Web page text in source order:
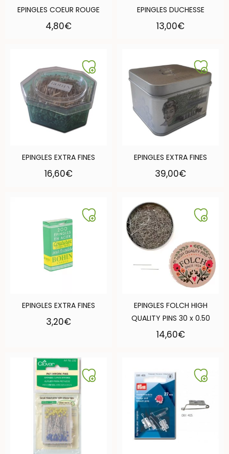
EPINGLES COEUR ROUGE
4,80€
EPINGLES DUCHESSE
13,00€
EPINGLES EXTRA FINES
16,60€
EPINGLES EXTRA FINES
39,00€
EPINGLES EXTRA FINES
3,20€
EPINGLES FOLCH HIGH
QUALITY PINS 30 x 0.50
14,60€